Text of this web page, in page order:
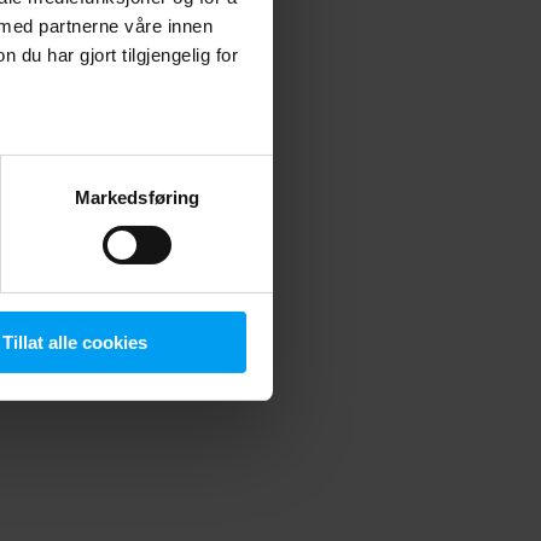
partnerne våre innen
du har gjort tilgjengelig for
Markedsføring
Tillat alle cookies